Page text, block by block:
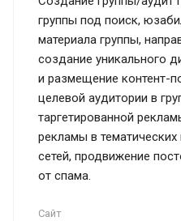
группы под поиск,
материала группы,
создание уникального
и размещение контент-
целевой аудитории в
таргетированной
рекламы в тематических
сетей, продвижение
от спама.
Сайт